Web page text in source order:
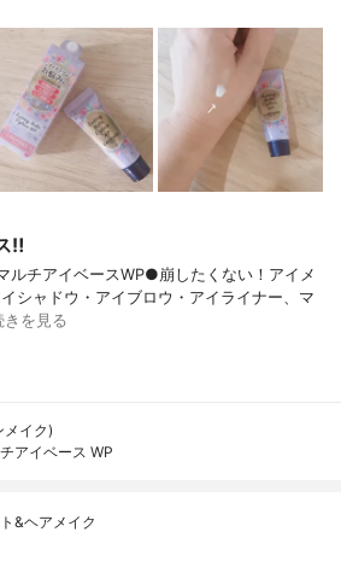
‼︎
ルチアイベースWP●崩したくない！アイメ
シャドウ・アイブロウ・アイライナー、マ
きを見る
メイク)
アイベース WP
&ヘアメイク